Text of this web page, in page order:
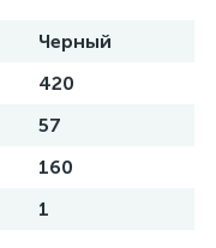
Черный
420
57
160
1